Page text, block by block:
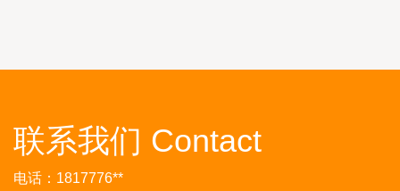
联系我们 Contact
电话：1817776**